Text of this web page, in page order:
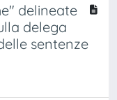
delineate
delega
sentenze